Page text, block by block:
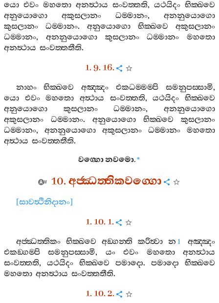
යො එවං මහතො අනත්‍ථාය සංවත‍්තති, යථයිදං භික‍්ඛවෙ
අනුයොගො
අකුසලානං ධම‍්මානං, අනනුයොගො
කුසලානං
ධම‍්මානං. අනුයොගො භික‍්ඛවෙ
අකුසලානං
ධම‍්මානං, අනනුයොගො කුසලානං ධම‍්මානං
මහතො
අනත්‍ථාය සංවත‍්තතීති.
1. 9. 16.
නාහං භික‍්ඛවෙ අඤ‍්ඤං එකධම‍්මම‍්පි සමනුපස‍්සාමි,
යො
එවං මහතො අත්‍ථාය සංවත‍්තති,යථයිදං
භික‍්ඛවෙ
අනුයොගො
කුසලානං ධම‍්මානං,අනනුයොගො
අකුසලානං
ධම‍්මානං. අනුයොගො භික‍්ඛවෙ
කුසලානං
ධම‍්මානං, අනනුයොගො අකුසලානං ධම‍්මානං
මහතො
අත්‍ථාය සංවත‍්තතීති.
වග‍්ගොනවමො.*
10.අජ‍්ඣත‍්තිකවග‍්ගො
[සාවත්‍ථිනිදානං]
1. 10. 1.
අජ‍්ඣත‍්තිකං භික‍්ඛවෙ අඞ‍්ගන‍්ති කරිත්‍වා න 1
අඤ‍්ඤං
එකඞ‍්ගම‍්පි
සමනුපස‍්සාමි, යං එවං මහතො
අනත්‍ථාය
සංවත‍්තති, යථයිදං භික‍්ඛවෙ පමාදො. පමාදො
භික‍්ඛවෙ
මහතො අනත්‍ථාය සංවත‍්තතීති.
1. 10. 2.